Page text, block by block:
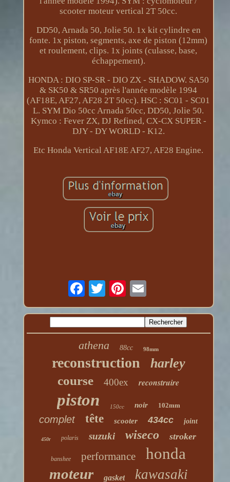
scooter moteur vertical 2T 50cc.
DD50, Arnada 50, Jolie 50. 1x kit cylindre en
fonte. 1x piston, segments, axe de piston (12mm)
et roulement, clips. 1x joints (culasse, base,
échappement).
HONDA : DIO SP-SR - DIO ZX - SHADOW. SA50
& SK50 & SR50 après l'année modèle 1994
(AF18E, AF27, AF28 2T 50cc). HSC : SC01 - SC01
L. SYM Dio 50cc Arnada 50cc, DD50, Jolie 50.
Kymco : Fever ZX, DJ Refined, CX-CX SUPER -
DJY - DY WORLD - K12.
Etc Honda Vertical AF18E AF27, AF28 Engine.
athena 88cc 98mm
reconstruction harley
course 400ex reconstruire
piston 150cc noir 102mm
complet tête scooter 434cc joint
450r polaris suzuki wiseco stroker
banshee performance honda
moteur gasket kawasaki